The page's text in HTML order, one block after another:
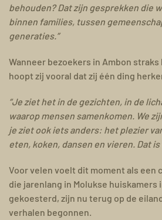
behouden? Dat zijn gesprekken die
binnen families, tussen
generaties.”
Wanneer bezoekers in Ambon straks
hoopt zij vooral dat zij één ding
“Je ziet het in de gezichten, in de
waarop mensen samenkomen. We
je ziet ook iets anders: het plezier
eten, koken, dansen en vieren. Dat is
Voor velen voelt dit moment als een
die jarenlang in Molukse huiskamers
gekoesterd, zijn nu terug op de
verhalen begonnen.